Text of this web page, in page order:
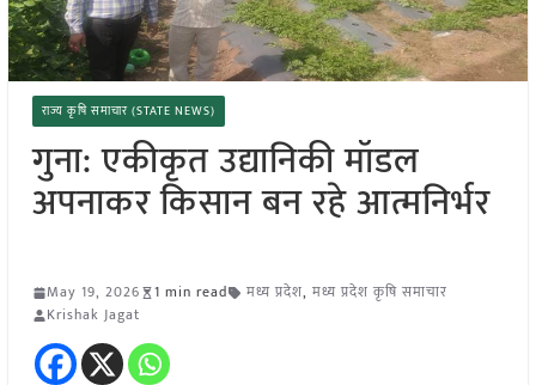
राज्य कृषि समाचार (STATE NEWS)
गुना: एकीकृत उद्यानिकी मॉडल
अपनाकर किसान बन रहे आत्मनिर्भर
May 19, 2026 1 min read मध्य प्रदेश, मध्य प्रदेश कृषि समाचार
Krishak Jagat